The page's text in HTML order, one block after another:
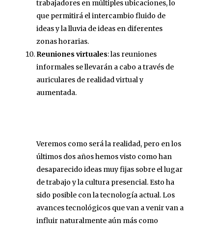
trabajadores en múltiples ubicaciones, lo
que permitirá el intercambio fluido de
ideas y la lluvia de ideas en diferentes
zonas horarias.
Reuniones virtuales: las reuniones
informales se llevarán a cabo a través de
auriculares de realidad virtual y
aumentada.
Veremos como será la realidad, pero en los
últimos dos años hemos visto como han
desaparecido ideas muy fijas sobre el lugar
de trabajo y la cultura presencial. Esto ha
sido posible con la tecnología actual. Los
avances tecnológicos que van a venir van a
influir naturalmente aún más como